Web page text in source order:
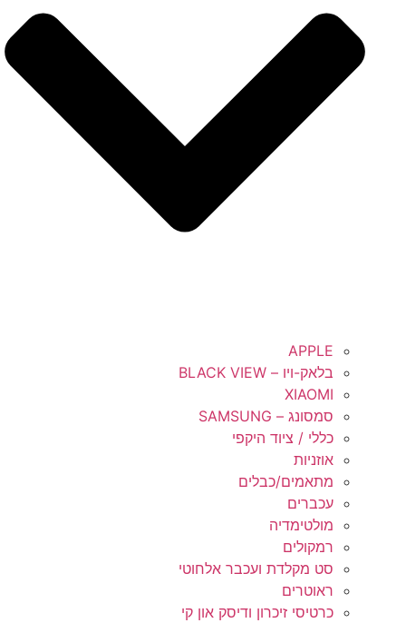
APPLE
בלאק-ויו – BLACK VIEW
XIAOMI
סמסונג – SAMSUNG
כללי / ציוד היקפי
אוזניות
מתאמים/כבלים
עכברים
מולטימדיה
רמקולים
סט מקלדת ועכבר אלחוטי
ראוטרים
כרטיסי זיכרון ודיסק און קי